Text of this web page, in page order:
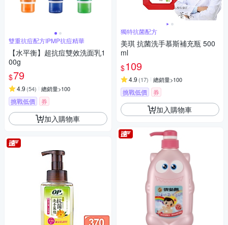
雙重抗痘配方IPMP抗痘精華
【水平衡】超抗痘雙效洗面乳1
00g
$79
4.9 (54) 總銷量>100
挑戰低價 券
加入購物車
獨特抗菌配方
美琪 抗菌洗手慕斯補充瓶 500
ml
$109
4.9 (17) 總銷量>100
挑戰低價 券
加入購物車